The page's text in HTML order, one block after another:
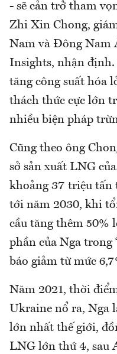
- sẽ cản trở tham
Zhi Xin Chong,
Nam và Đông Nam
Insights, nhận định.
tăng công suất hóa
thách thức cực lớn
nhiều biện pháp
Cũng theo ông
sở sản xuất LNG
khoảng 37 triệu
tới năm 2030, khi
cầu tăng thêm 50%
phần của Nga trong
báo giảm từ mức
Năm 2021, thời
Ukraine nổ ra, Nga
lớn nhất thế giới,
LNG lớn thứ 4, sau